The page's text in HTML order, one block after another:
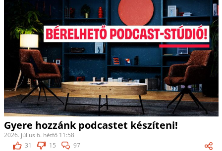
Gyere hozzánk podcastet készíteni!
2026. július 6. hétfő 11:58
31
15 97